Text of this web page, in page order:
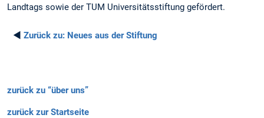
Landtags sowie der TUM Universitätsstiftung gefördert.
◄ Zurück zu: Neues aus der Stiftung
zurück zu “über uns”
zurück zur Startseite